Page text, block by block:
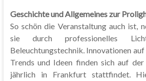
Geschichte und Allgemeines zur
So schön die Veranstaltung auch ist,
sie durch professionelles
Beleuchtungstechnik. Innovationen
Trends und Ideen finden sich auf
jährlich in Frankfurt stattfindet.